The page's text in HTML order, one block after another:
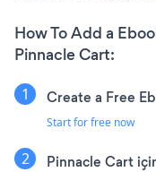
How To Add a
Pinnacle Cart:
Create a Free
Start for free now
Pinnacle Cart